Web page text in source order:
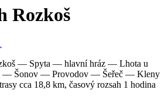
Rozkoš
— Spyta — hlavní hráz — Lhota u
— Šonov — Provodov — Šeřeč — Kleny
cca 18,8 km, časový rozsah 1 hodina